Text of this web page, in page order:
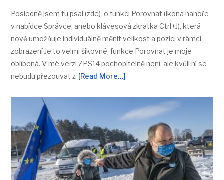
Posledně jsem tu psal (zde) o funkci Porovnat (ikona nahoře
v nabídce Správce, anebo klávesová zkratka Ctrl+J), která
nově umožňuje individuálně měnit velikost a pozici v rámci
zobrazení Je to velmi šikovné, funkce Porovnat je moje
oblíbená. V mé verzi ZPS14 pochopitelně není, ale kvůli ní se
nebudu přezouvat z [Read More…]